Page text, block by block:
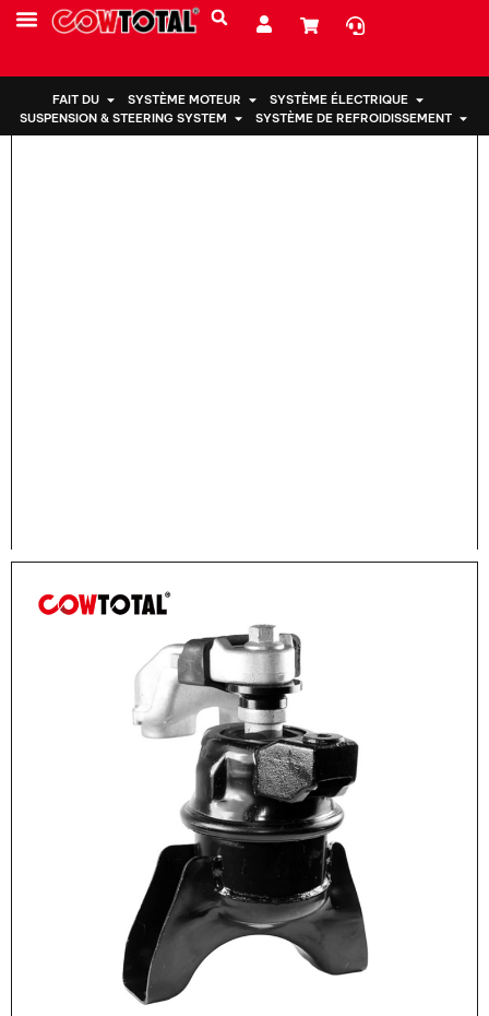
FAIT DU SYSTÈME MOTEUR
SYSTÈME ÉLECTRIQUE
SUSPENSION & STEERING SYSTEM
SYSTÈME DE REFROIDISSEMENT
Maison > Support moteur 50820-TR0-A61 pour Honda